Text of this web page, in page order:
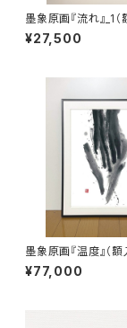
墨象原画『流れ』_1（
ginal Painting「Flow
med）
¥27,500
墨象原画『温度』（
nal Painting「
（Framed）
¥77,000